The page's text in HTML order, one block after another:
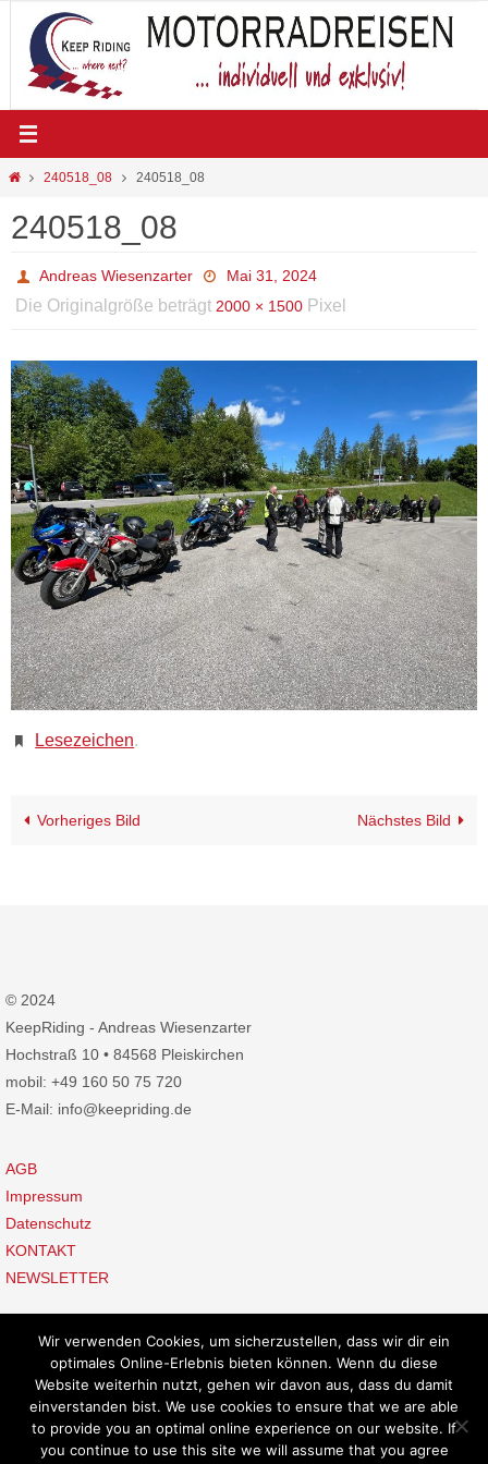
Inhalt
springen
Start240518_08 240518_08
240518_08
Andreas Wiesenzarter Mai 31, 2024
Die Originalgröße beträgt 2000 × 1500 Pixel
Lesezeichen.
Vorheriges Bild Nächstes Bild
© 2024
KeepRiding - Andreas Wiesenzarter
Hochstraß 10 • 84568 Pleiskirchen
mobil: +49 160 50 75 720
E-Mail: info@keepriding.de
AGB
Impressum
Datenschutz
KONTAKT
NEWSLETTER
Präsentiert vonNirvana & WordPress.
Wir verwenden Cookies, um sicherzustellen, dass wir dir ein
optimales Online-Erlebnis bieten können. Wenn du diese
Website weiterhin nutzt, gehen wir davon aus, dass du damit
einverstanden bist. We use cookies to ensure that we are able
to provide you an optimal online experience on our website. If
you continue to use this site we will assume that you agree